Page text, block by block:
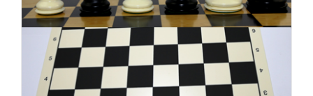
opciones
se
pueden
elegir
en